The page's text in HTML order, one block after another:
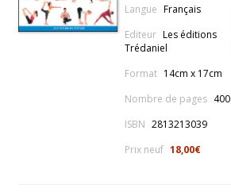
Langue Français
Editeur Les éditions
Trédaniel
Format 14cm x 17cm
Nombre de pages 400
ISBN 2813213039
Prix neuf 18,00€